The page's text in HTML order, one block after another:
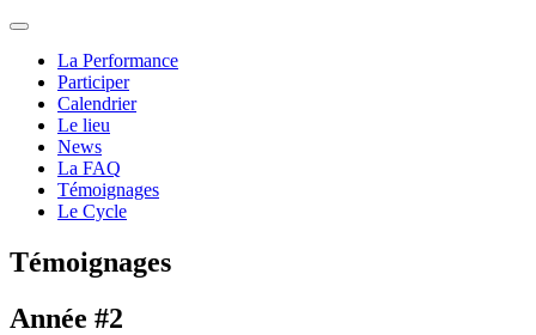
La Performance
Participer
Calendrier
Le lieu
News
La FAQ
Témoignages
Le Cycle
Témoignages
Année #2